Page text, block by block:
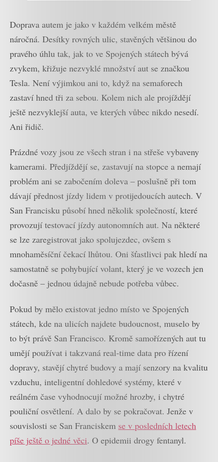
Doprava autem je jako v každém velkém městě
náročná. Desítky rovných ulic, stavěných většinou do
pravého úhlu tak, jak to ve Spojených státech bývá
zvykem, křižuje nezvyklé množství aut se značkou
Tesla. Není výjimkou ani to, když na semaforech
zastaví hned tři za sebou. Kolem nich ale projíždějí
ještě nezvyklejší auta, ve kterých vůbec nikdo nesedí.
Ani řidič.
Prázdné vozy jsou ze všech stran i na střeše vybaveny
kamerami. Předjíždějí se, zastavují na stopce a nemají
problém ani se zabočením doleva – poslušně při tom
dávají přednost jízdy lidem v protijedoucích autech. V
San Francisku působí hned několik společností, které
provozují testovací jízdy autonomních aut. Na některé
se lze zaregistrovat jako spolujezdec, ovšem s
mnohaměsíční čekací lhůtou. Oni šťastlivci pak hledí na
samostatně se pohybující volant, který je ve vozech jen
dočasně – jednou údajně nebude potřeba vůbec.
Pokud by mělo existovat jedno místo ve Spojených
státech, kde na ulicích najdete budoucnost, muselo by
to být právě San Francisco. Kromě samořízených aut tu
umějí používat i takzvaná real-time data pro řízení
dopravy, stavějí chytré budovy a mají senzory na kvalitu
vzduchu, inteligentní dohledové systémy, které v
reálném čase vyhodnocují možné hrozby, i chytré
pouliční osvětlení. A dalo by se pokračovat. Jenže v
souvislosti se San Franciskem se v posledních letech
píše ještě o jedné věci. O epidemii drogy fentanyl.